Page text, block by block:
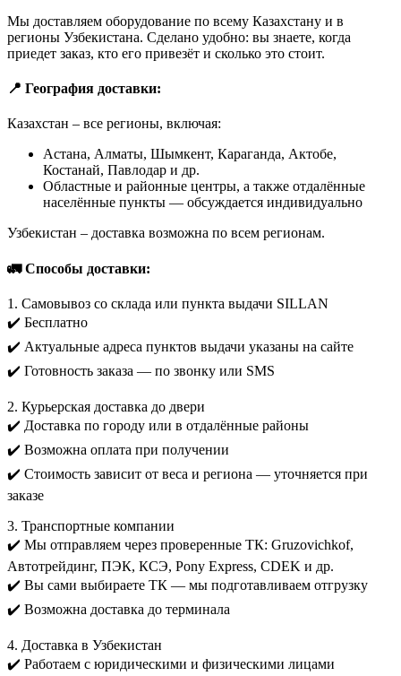
Мы доставляем оборудование по всему Казахстану и в
регионы Узбекистана. Сделано удобно: вы знаете, когда
приедет заказ, кто его привезёт и сколько это стоит.
📍 География доставки:
Казахстан – все регионы, включая:
Астана, Алматы, Шымкент, Караганда, Актобе,
Костанай, Павлодар и др.
Областные и районные центры, а также отдалённые
населённые пункты — обсуждается индивидуально
Узбекистан – доставка возможна по всем регионам.
🚛 Способы доставки:
1. Самовывоз со склада или пункта выдачи SILLAN
✔️ Бесплатно
✔️ Актуальные адреса пунктов выдачи указаны на сайте
✔️ Готовность заказа — по звонку или SMS
2. Курьерская доставка до двери
✔️ Доставка по городу или в отдалённые районы
✔️ Возможна оплата при получении
✔️ Стоимость зависит от веса и региона — уточняется при
заказе
3. Транспортные компании
✔️ Мы отправляем через проверенные ТК: Gruzovichkof,
Автотрейдинг, ПЭК, КСЭ, Pony Express, CDEK и др.
✔️ Вы сами выбираете ТК — мы подготавливаем отгрузку
✔️ Возможна доставка до терминала
4. Доставка в Узбекистан
✔️ Работаем с юридическими и физическими лицами